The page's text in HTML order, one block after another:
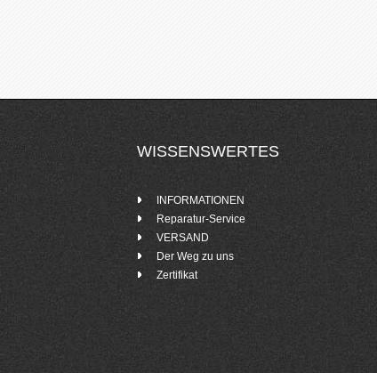
WISSENSWERTES
INFORMATIONEN
Reparatur-Service
VERSAND
Der Weg zu uns
Zertifikat